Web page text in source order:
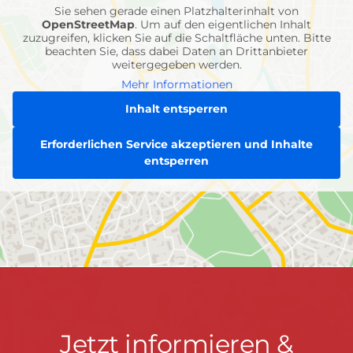
Sie sehen gerade einen Platzhalterinhalt von
OpenStreetMap. Um auf den eigentlichen Inhalt
zuzugreifen, klicken Sie auf die Schaltfläche unten. Bitte
beachten Sie, dass dabei Daten an Drittanbieter
weitergegeben werden.
Mehr Informationen
Inhalt entsperren
Erforderlichen Service akzeptieren und Inhalte
entsperren
JetztJetzt informieren &